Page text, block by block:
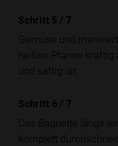
Schritt 5 / 7
Gemüse und
heißen Pfanne
und saftig ist.
Schritt 6 / 7
Das Baguette längs
komplett